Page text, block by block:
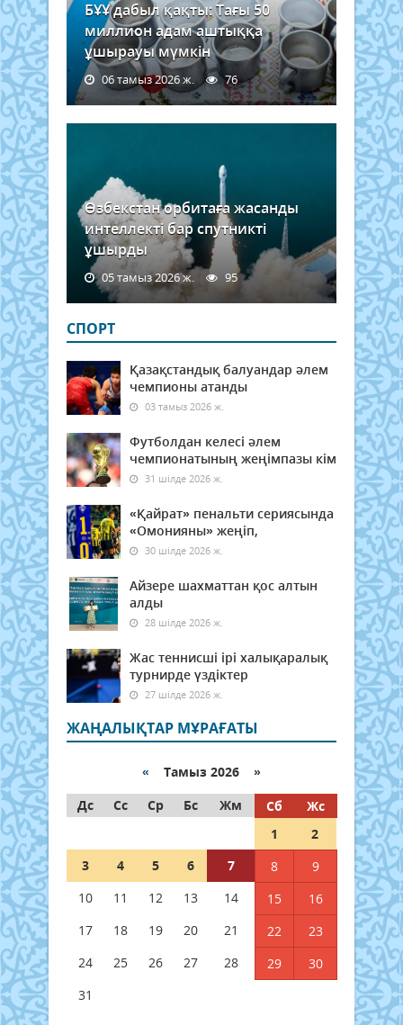
БҰҰ дабыл қақты: Тағы 50
миллион адам аштыққа
ұшырауы мүмкін
06 тамыз 2026 ж. 76
Өзбекстан орбитаға жасанды
интеллекті бар спутникті
ұшырды
05 тамыз 2026 ж. 95
СПОРТ
Қазақстандық балуандар әлем
чемпионы атанды
03 тамыз 2026 ж.
Футболдан келесі әлем
чемпионатының жеңімпазы кім
31 шілде 2026 ж.
«Қайрат» пенальти сериясында
«Омонияны» жеңіп,
30 шілде 2026 ж.
Айзере шахматтан қос алтын
алды
28 шілде 2026 ж.
Жас теннисші ірі халықаралық
турнирде үздіктер
27 шілде 2026 ж.
ЖАҢАЛЫҚТАР МҰРАҒАТЫ
« Тамыз 2026 »
Дс
Сс Ср Бс Жм Сб
Жс
1
2
3
4 5 6 7 8
9
10
11 12 13 14 15
16
17
18 19 20 21 22
23
24
25 26 27 28 29
30
31